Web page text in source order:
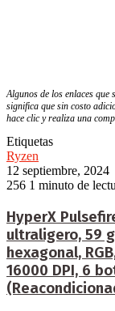
Algunos de los enlaces que
significa que sin costo
hace clic y realiza una
Etiquetas
Ryzen
12 septiembre, 2024
256 1 minuto de
HyperX
ultraligero, 59
hexagonal,
16000 DPI, 6